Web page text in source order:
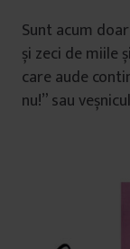
Sunt acum
și zeci de miile
care aude
nu!” sau